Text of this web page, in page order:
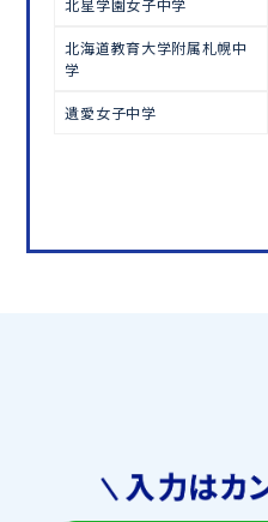
北星学園女子中学
北海道教育大学附属札幌中
学
遺愛女子中学